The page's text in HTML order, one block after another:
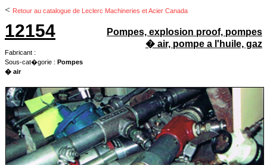
< Retour au catalogue de Leclerc Machineries et Acier Canada
12154
Fabricant :
Sous-cat�gorie : Pompes
� air
Pompes, explosion proof, pompes
� air, pompe a l'huile, gaz